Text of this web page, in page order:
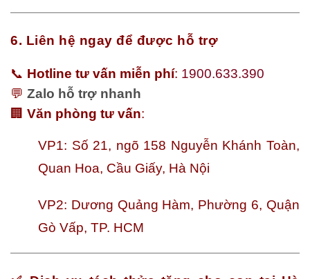
6. Liên hệ ngay để được hỗ trợ
📞 Hotline tư vấn miễn phí: 1900.633.390
💬 Zalo hỗ trợ nhanh
🏢 Văn phòng tư vấn:
VP1: Số 21, ngõ 158 Nguyễn Khánh Toàn,
Quan Hoa, Cầu Giấy, Hà Nội
VP2: Dương Quảng Hàm, Phường 6, Quận
Gò Vấp, TP. HCM